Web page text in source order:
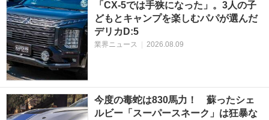
「CX-5では手狭になった」。3人の子
どもとキャンプを楽しむパパが選んだ
デリカD:5
業界ニュース | 2026.08.09
今度の毒蛇は830馬力！ 蘇ったシェ
ルビー「スーパースネーク」は狂暴な